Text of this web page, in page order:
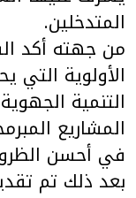
المتدخلين.
من جهته أكد
الأولوية التي
التنمية
المشاريع
في أحسن
بعد ذلك تم